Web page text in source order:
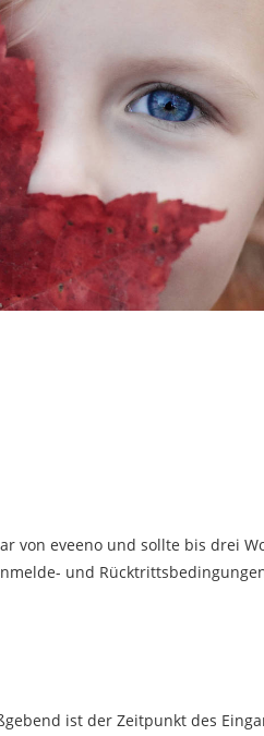
von eveeno und sollte bis drei
und
ist der Zeitpunkt des